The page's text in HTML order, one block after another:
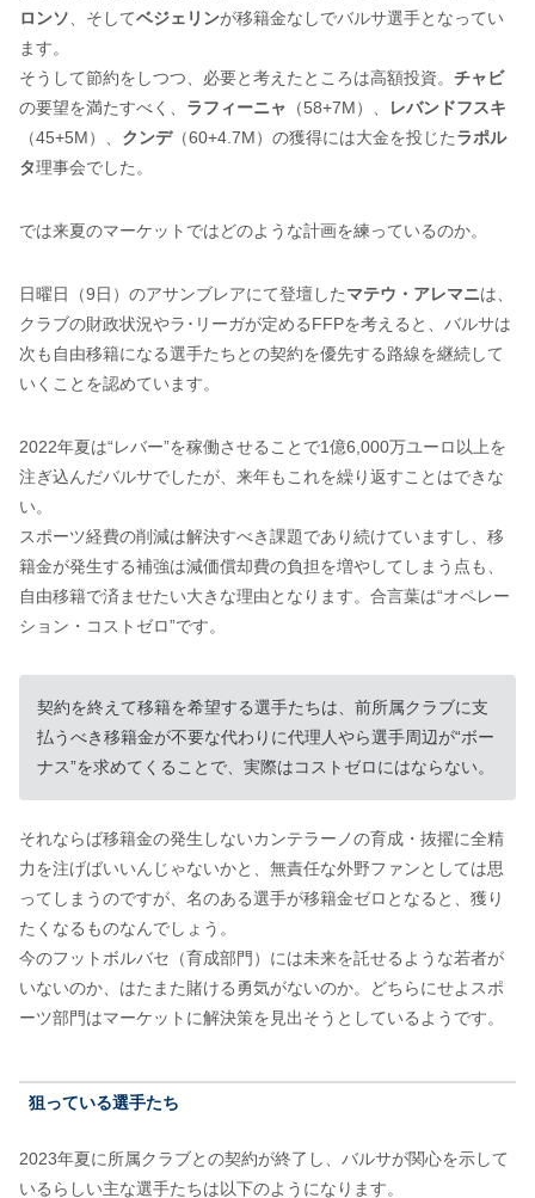
ロンソ、そしてベジェリンが移籍金なしでバルサ選手となってい
ます。
そうして節約をしつつ、必要と考えたところは高額投資。 チャビ
の要望を満たすべく、 ラフィーニャ （58+7M）、
レバンドフスキ
（45+5M）、 クンデ（60+4.7M）の獲得には大金を投じたラポル
タ理事会でした。
では来夏のマーケットではどのような計画を練っているのか。
日曜日（9日）のアサンブレアにて登壇したマテウ・アレマニは、
クラブの財政状況やラ･リーガが定めるFFPを考えると、バルサは
次も自由移籍になる選手たちとの契約を優先する路線を継続して
いくことを認めています。
2022年夏は“レバー”を稼働させることで1億6,000万ユーロ以上を
注ぎ込んだバルサでしたが、来年もこれを繰り返すことはできな
い。
スポーツ経費の削減は解決すべき課題であり続けていますし、移
籍金が発生する補強は減価償却費の負担を増やしてしまう点も、
自由移籍で済ませたい大きな理由となります。合言葉は“オペレー
ション・コストゼロ”です。
契約を終えて移籍を希望する選手たちは、前所属クラブに支
払うべき移籍金が不要な代わりに代理人やら選手周辺が“ボー
ナス”を求めてくることで、実際はコストゼロにはならない。
それならば移籍金の発生しないカンテラーノの育成・抜擢に全精
力を注げばいいんじゃないかと、無責任な外野ファンとしては思
ってしまうのですが、名のある選手が移籍金ゼロとなると、獲り
たくなるものなんでしょう。
今のフットボルバセ（育成部門）には未来を託せるような若者が
いないのか、はたまた賭ける勇気がないのか。どちらにせよスポ
ーツ部門はマーケットに解決策を見出そうとしているようです。
狙っている選手たち
2023年夏に所属クラブとの契約が終了し、バルサが関心を示して
いるらしい主な選手たちは以下のようになります。